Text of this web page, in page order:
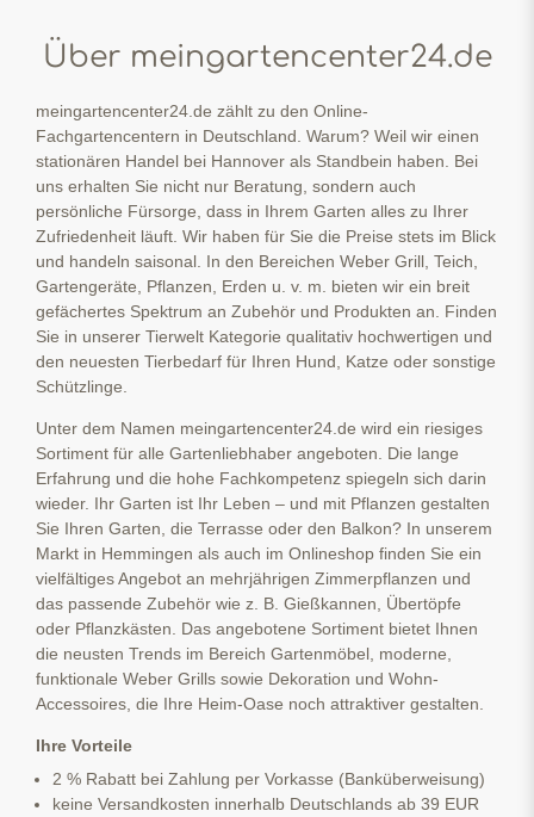
Über meingartencenter24.de
meingartencenter24.de zählt zu den Online-
Fachgartencentern in Deutschland. Warum? Weil wir einen
stationären Handel bei Hannover als Standbein haben. Bei
uns erhalten Sie nicht nur Beratung, sondern auch
persönliche Fürsorge, dass in Ihrem Garten alles zu Ihrer
Zufriedenheit läuft. Wir haben für Sie die Preise stets im Blick
und handeln saisonal. In den Bereichen Weber Grill, Teich,
Gartengeräte, Pflanzen, Erden u. v. m. bieten wir ein breit
gefächertes Spektrum an Zubehör und Produkten an. Finden
Sie in unserer Tierwelt Kategorie qualitativ hochwertigen und
den neuesten Tierbedarf für Ihren Hund, Katze oder sonstige
Schützlinge.
Unter dem Namen meingartencenter24.de wird ein riesiges
Sortiment für alle Gartenliebhaber angeboten. Die lange
Erfahrung und die hohe Fachkompetenz spiegeln sich darin
wieder. Ihr Garten ist Ihr Leben – und mit Pflanzen gestalten
Sie Ihren Garten, die Terrasse oder den Balkon? In unserem
Markt in Hemmingen als auch im Onlineshop finden Sie ein
vielfältiges Angebot an mehrjährigen Zimmerpflanzen und
das passende Zubehör wie z. B. Gießkannen, Übertöpfe
oder Pflanzkästen. Das angebotene Sortiment bietet Ihnen
die neusten Trends im Bereich Gartenmöbel, moderne,
funktionale Weber Grills sowie Dekoration und Wohn-
Accessoires, die Ihre Heim-Oase noch attraktiver gestalten.
Ihre Vorteile
2 % Rabatt bei Zahlung per Vorkasse (Banküberweisung)
keine Versandkosten innerhalb Deutschlands ab 39 EUR